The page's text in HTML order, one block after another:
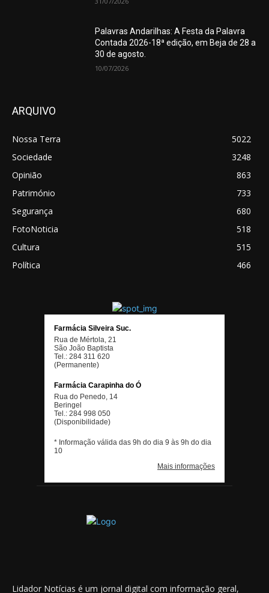
Palavras Andarilhas: A Festa da Palavra
Contada 2026-18ª edição, em Beja de 28 a
30 de agosto.
10/07/2026
ARQUIVO
Nossa Terra
5022
Sociedade
3248
Opinião
863
Património
733
Segurança
680
FotoNoticia
518
Cultura
515
Política
466
Lidador Notícias é um jornal digital com informação geral,